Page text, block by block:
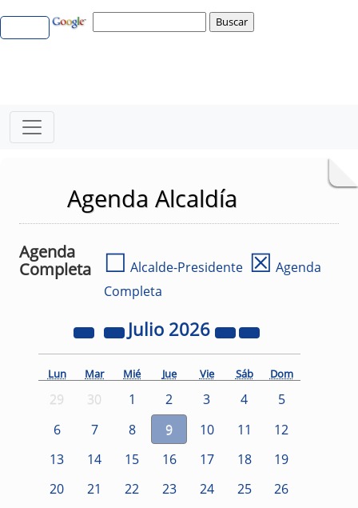
Agenda Alcaldía
Agenda
Completa
☐ Alcalde-Presidente ☒ Agenda
Completa
Julio 2026
Lun Mar Mié Jue Vie Sáb Dom
29 30 1 2 3 4
5
6
7 8 9 10 11
12
13
14 15 16 17 18
19
20
21 22 23 24 25
26